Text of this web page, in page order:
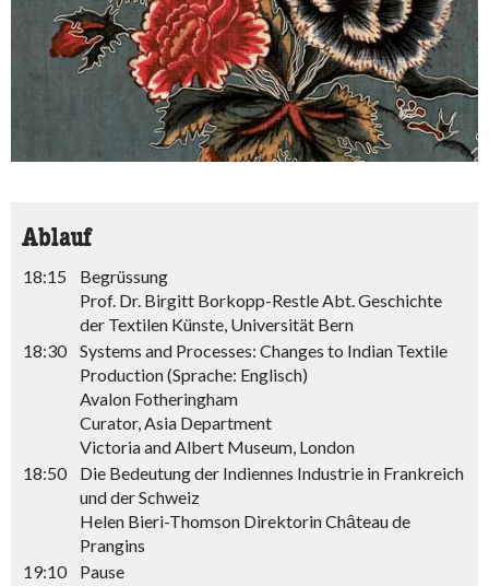
Ablauf
18:15
Begrüssung
Prof. Dr. Birgitt Borkopp-Restle Abt. Geschichte
der Textilen Künste, Universität Bern
18:30
Systems and Processes: Changes to Indian Textile
Production (Sprache: Englisch)
Avalon Fotheringham
Curator, Asia Department
Victoria and Albert Museum, London
18:50
Die Bedeutung der Indiennes Industrie in Frankreich
und der Schweiz
Helen Bieri-Thomson Direktorin Chȃteau de
Prangins
19:10
Pause